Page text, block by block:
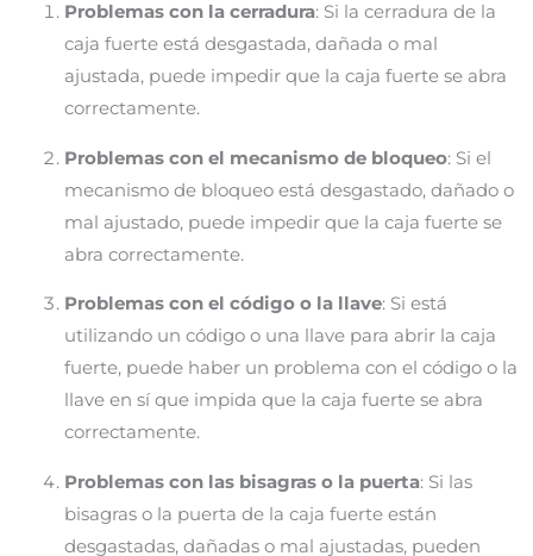
Problemas con la cerradura: Si la cerradura de la
caja fuerte está desgastada, dañada o mal
ajustada, puede impedir que la caja fuerte se abra
correctamente.
Problemas con el mecanismo de bloqueo: Si el
mecanismo de bloqueo está desgastado, dañado o
mal ajustado, puede impedir que la caja fuerte se
abra correctamente.
Problemas con el código o la llave: Si está
utilizando un código o una llave para abrir la caja
fuerte, puede haber un problema con el código o la
llave en sí que impida que la caja fuerte se abra
correctamente.
Problemas con las bisagras o la puerta: Si las
bisagras o la puerta de la caja fuerte están
desgastadas, dañadas o mal ajustadas, pueden